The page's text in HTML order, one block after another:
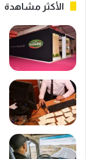
الأكثر مشاهدة